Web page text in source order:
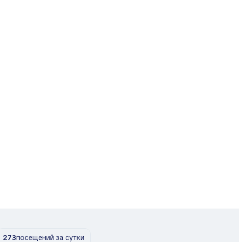
273посещений за сутки